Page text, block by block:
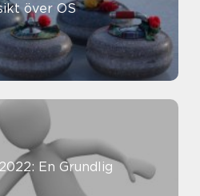
över OS
En Grundlig